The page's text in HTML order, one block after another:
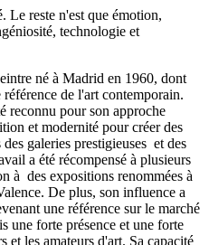
Le reste n'est que émotion,
technologie et
né à Madrid en 1960, dont
de l'art contemporain.
reconnu pour son approche
et modernité pour créer des
galeries prestigieuses et des
a été récompensé à plusieurs
à des expositions renommées à
De plus, son influence a
une référence sur le marché
une forte présence et une forte
et les amateurs d'art. Sa capacité